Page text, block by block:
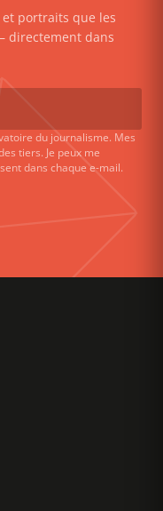
et portraits que les
directement dans
du journalisme. Mes
tiers. Je peux me
dans chaque e-mail.